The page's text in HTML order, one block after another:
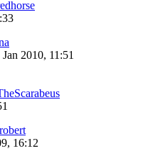
2010, 11:51
16:12